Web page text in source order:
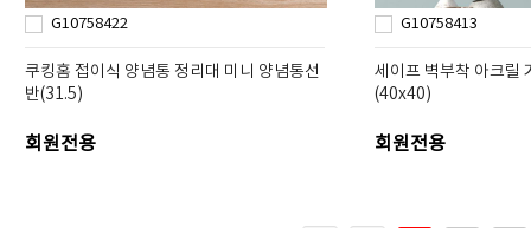
G10758422
쿠킹홈 접이식 양념통 정리대 미니 양념통선
반(31.5)
회원전용
G10758413
세이프 벽부착 아크릴
(40x40)
회원전용